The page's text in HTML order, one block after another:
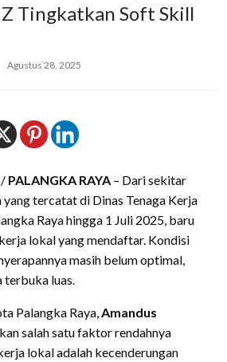
Tingkatkan Soft Skill
Agustus 28, 2025
PALANGKA RAYA – Dari sekitar
tercatat di Dinas Tenaga Kerja
Raya hingga 1 Juli 2025, baru
lokal yang mendaftar. Kondisi
masih belum optimal,
terbuka luas.
Palangka Raya,Amandus
salah satu faktor rendahnya
lokal adalah kecenderungan